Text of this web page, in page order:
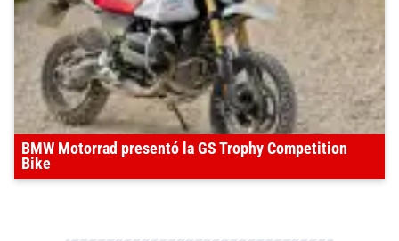
BMW Motorrad presentó la GS Trophy Competition
Bike